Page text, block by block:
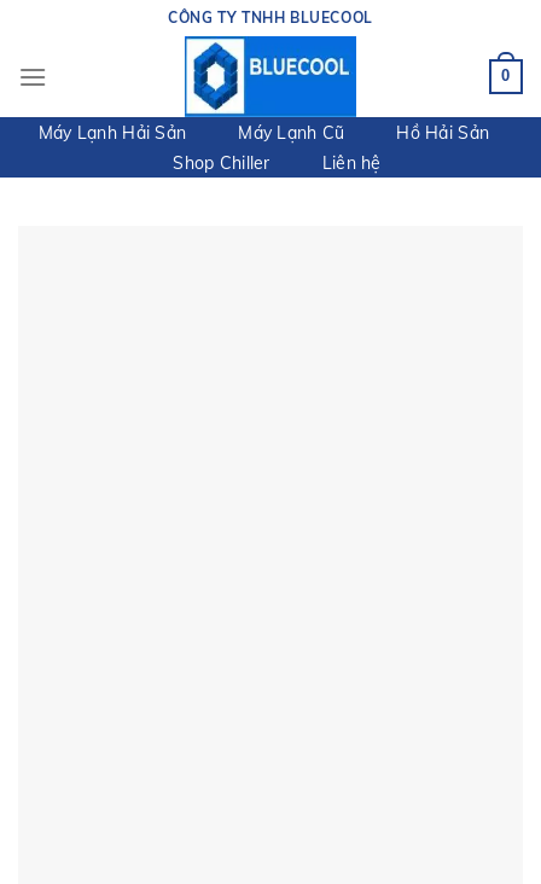
content
CÔNG TY TNHH BLUECOOL
0
Máy Lạnh Hải Sản Máy Lạnh Cũ
Hồ Hải Sản
Shop Chiller
Liên hệ